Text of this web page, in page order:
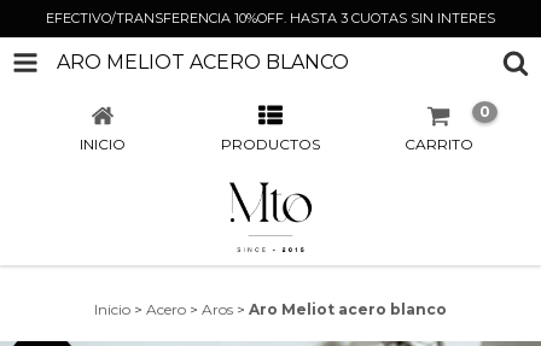
EFECTIVO/TRANSFERENCIA 10%OFF. HASTA 3 CUOTAS SIN INTERES
ARO MELIOT ACERO BLANCO
INICIO PRODUCTOS CARRITO
0
Inicio > Acero > Aros > Aro Meliot acero blanco